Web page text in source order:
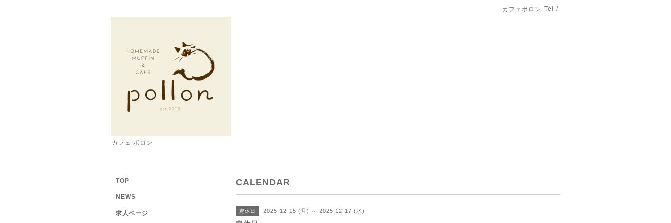
カフェポロン Tel /
カフェ ポロン
CALENDAR
定休日 2025-12-15 (月) ～ 2025-12-17 (水)
TOP
NEWS
求人ページ